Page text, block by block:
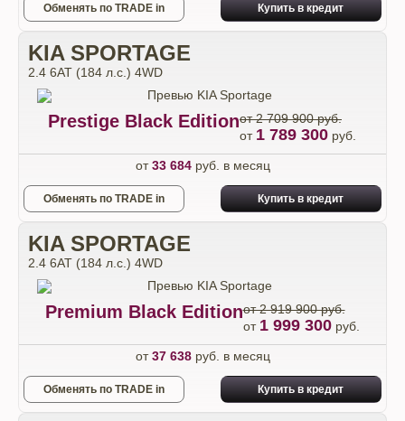
Обменять по TRADE in Купить в кредит
KIA SPORTAGE
2.4 6АТ (184 л.с.) 4WD
Prestige Black Editionот 2 709 900 руб.
от 1 789 300 руб.
от33 684руб. в месяц
Обменять по TRADE in Купить в кредит
KIA SPORTAGE
2.4 6АТ (184 л.с.) 4WD
Premium Black Editionот 2 919 900 руб.
от 1 999 300руб.
от37 638руб. в месяц
Обменять по TRADE in Купить в кредит